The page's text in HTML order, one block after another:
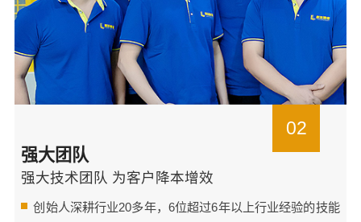
02
强大团队
强大技术团队 为客户降本增效
创始人深耕行业20多年，6位超过6年以上行业经验的技能